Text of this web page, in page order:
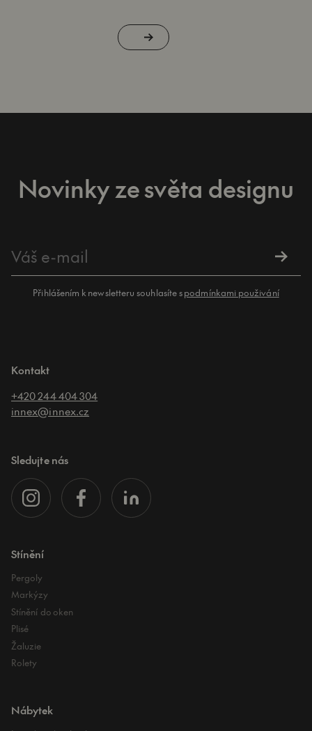
Novinky ze světa designu
Přihlášením k newsletteru souhlasíte spodmínkami použivání
Kontakt
+420 244 404 304
innex@innex.cz
Sledujte nás
Stínění
Pergoly
Markýzy
Stínění do oken
Plisé
Žaluzie
Rolety
Nábytek